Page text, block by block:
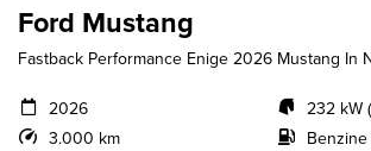
Ford Mustang
Fastback Performance Enige 2026 Mustang In
2026
3.000 km
232 kW
Benzine